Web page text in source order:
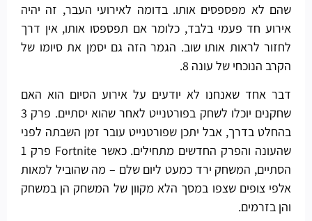
שהם לא מפספסים אותו. בדומה לאירועי העבר, זה יהיה
אירוע חד פעמי בלבד, כלומר אם תפספסו אותו, אין דרך
לחזור לראות אותו שוב. הגמר הזה גם יסמן את סיומו של
הקרב הנוכחי של עונה 8.
דבר אחד שאנחנו לא יודעים על אירוע הסיום הוא האם
שחקנים יוכלו לשחק בפורטנייט לאחר שהוא יסתיים. פרק 3
בהחלט בדרך, אבל יתכן שפורטנייט עובר זמן השבתה לפני
שהעונה והפרק החדשים מתחילים. כאשר Fortnite פרק 1
הסתיים, המשחק ירד כמעט ליום שלם – מה שהוביל למאות
אלפי צופים שצפו במסך הלא מקוון של המשחק הן במשחק
והן בזרמים.